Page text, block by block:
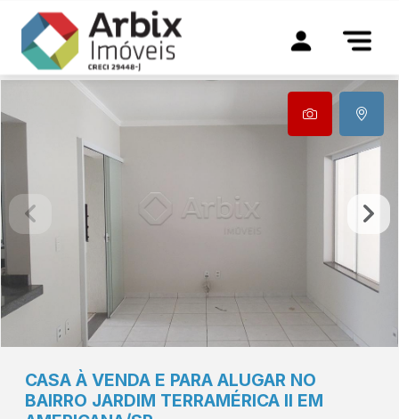
CASA À VENDA E PARA ALUGAR NO
BAIRRO JARDIM TERRAMÉRICA II EM